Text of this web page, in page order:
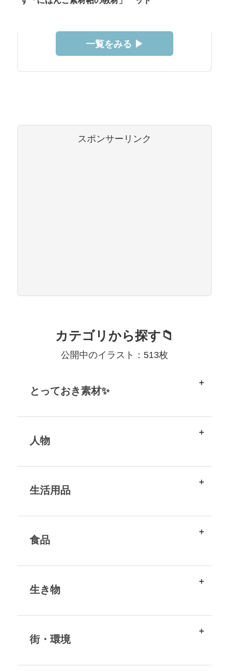
一覧をみる ▶︎
スポンサーリンク
カテゴリから探す📁
公開中のイラスト：513枚
とっておき素材✨
人物
生活用品
食品
生き物
街・環境